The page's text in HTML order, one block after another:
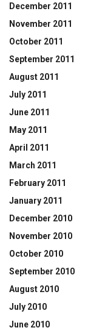
December 2011
November 2011
October 2011
September 2011
August 2011
July 2011
June 2011
May 2011
April 2011
March 2011
February 2011
January 2011
December 2010
November 2010
October 2010
September 2010
August 2010
July 2010
June 2010